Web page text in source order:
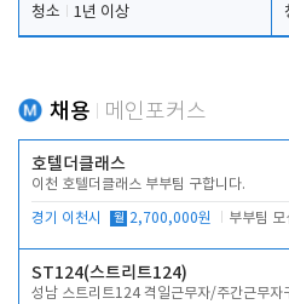
청소
1년 이상
채용 메인포커스
호텔더클래스
이천 호텔더클래스 부부팀 구합니다.
경기 이천시 월 2,700,000원 부부팀 모
ST124(스트리트124)
성남 스트리트124 격일근무자/주간근무자